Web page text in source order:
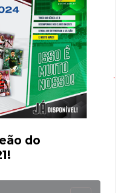
do